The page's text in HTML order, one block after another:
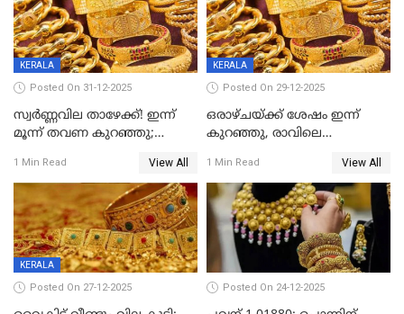
KERALA
Posted On 31-12-2025
സ്വർണ്ണവില താഴേക്ക്! ഇന്ന്
മൂന്ന് തവണ കുറഞ്ഞു;
1 Min Read View All
KERALA
Posted On 29-12-2025
ഒരാഴ്ചയ്ക്ക് ശേഷം ഇന്ന്
കുറഞ്ഞു, രാവിലെ
ഇടിവ്
1 Min Read View All
KERALA
Posted On 27-12-2025 Posted On 24-12-2025